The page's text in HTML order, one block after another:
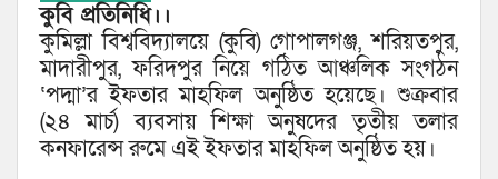
কুবি প্রতিনিধি।।
কুমিল্লা বিশ্ববিদ্যালয়ে (কুবি) গোপালগঞ্জ, শরিয়তপুর,
মাদারীপুর, ফরিদপুর নিয়ে গঠিত আঞ্চলিক সংগঠন
‘পদ্মা’র ইফতার মাহফিল অনুষ্ঠিত হয়েছে। শুক্রবার
(২৪ মার্চ) ব্যবসায় শিক্ষা অনুষদের তৃতীয় তলার
কনফারেন্স রুমে এই ইফতার মাহফিল অনুষ্ঠিত হয়।